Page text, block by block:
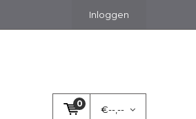
Inloggen
0
€--,--